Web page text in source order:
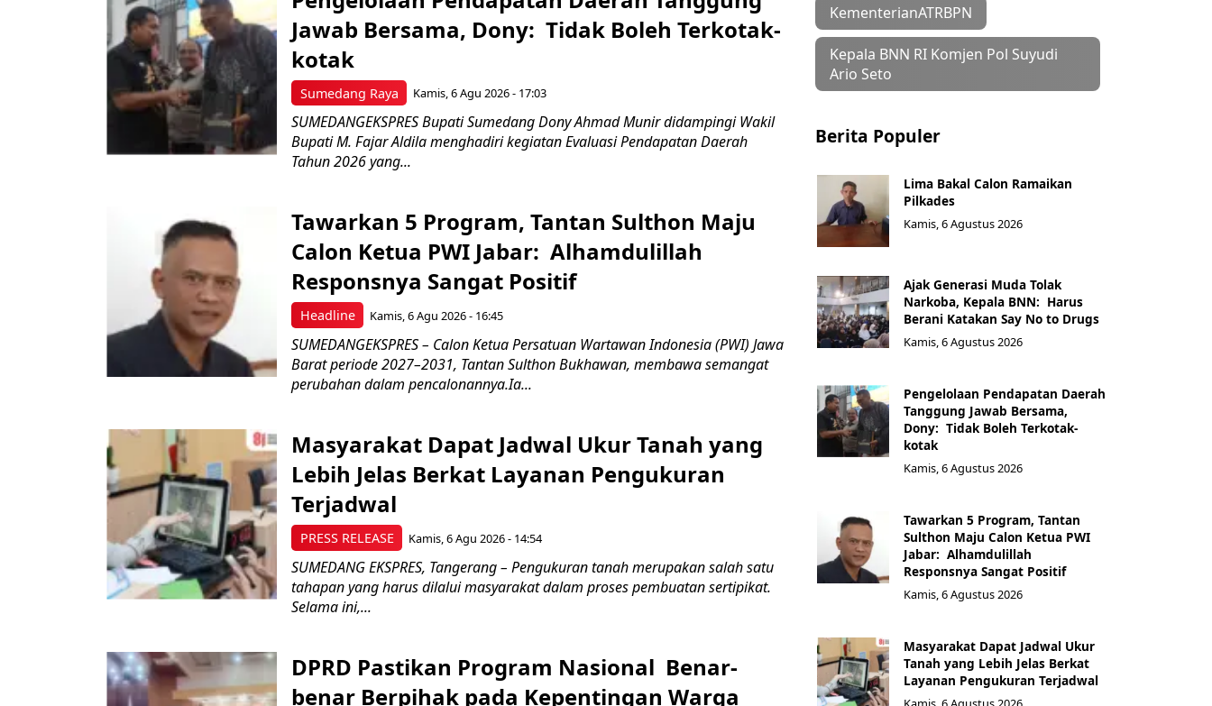
Sumedang Raya
Jawab Bersama, Dony: Tidak Boleh Terkotak-
kotak
Kamis, 6 Agu 2026 - 17:03
SUMEDANGEKSPRES Bupati Sumedang Dony Ahmad Munir didampingi Wakil
Bupati M. Fajar Aldila menghadiri kegiatan Evaluasi Pendapatan Daerah
Tahun 2026 yang...
Headline
Tawarkan 5 Program, Tantan Sulthon Maju
Calon Ketua PWI Jabar: Alhamdulillah
Responsnya Sangat Positif
Kamis, 6 Agu 2026 - 16:45
SUMEDANGEKSPRES – Calon Ketua Persatuan Wartawan Indonesia (PWI) Jawa
Barat periode 2027–2031, Tantan Sulthon Bukhawan, membawa semangat
perubahan dalam pencalonannya.Ia...
PRESS RELEASE
Masyarakat Dapat Jadwal Ukur Tanah yang
Lebih Jelas Berkat Layanan Pengukuran
Terjadwal
Kamis, 6 Agu 2026 - 14:54
SUMEDANG EKSPRES, Tangerang – Pengukuran tanah merupakan salah satu
tahapan yang harus dilalui masyarakat dalam proses pembuatan sertipikat.
Selama ini,...
DPRD Pastikan Program Nasional Benar-
benar Berpihak pada Kepentingan Warga
KementerianATRBPN
Kepala BNN RI Komjen Pol Suyudi
Ario Seto
Berita Populer
Lima Bakal Calon Ramaikan
Pilkades
Kamis, 6 Agustus 2026
Ajak Generasi Muda Tolak
Narkoba, Kepala BNN: Harus
Berani Katakan Say No to Drugs
Kamis, 6 Agustus 2026
Pengelolaan Pendapatan Daerah
Tanggung Jawab Bersama,
Dony: Tidak Boleh Terkotak-
kotak
Kamis, 6 Agustus 2026
Tawarkan 5 Program, Tantan
Sulthon Maju Calon Ketua PWI
Jabar: Alhamdulillah
Responsnya Sangat Positif
Kamis, 6 Agustus 2026
Masyarakat Dapat Jadwal Ukur
Tanah yang Lebih Jelas Berkat
Layanan Pengukuran Terjadwal